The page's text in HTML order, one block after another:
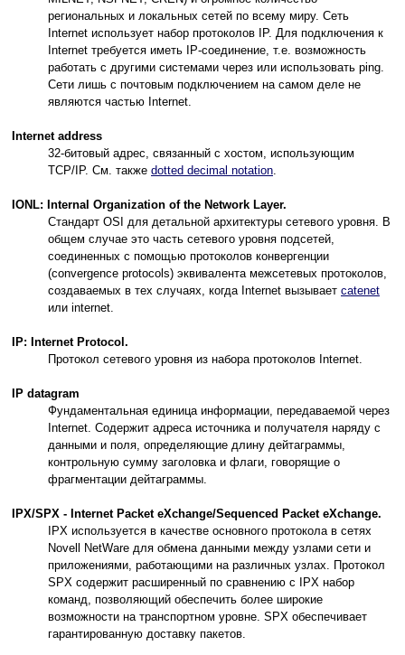
региональных и локальных сетей по всему миру. Сеть
Internet использует набор протоколов IP. Для подключения к
Internet требуется иметь IP-соединение, т.е. возможность
работать с другими системами через или использовать ping.
Сети лишь с почтовым подключением на самом деле не
являются частью Internet.
Internet address
32-битовый адрес, связанный с хостом, использующим
TCP/IP. См. также dotted decimal notation.
IONL: Internal Organization of the Network Layer.
Стандарт OSI для детальной архитектуры сетевого уровня. В
общем случае это часть сетевого уровня подсетей,
соединенных с помощью протоколов конвергенции
(convergence protocols) эквивалента межсетевых протоколов,
создаваемых в тех случаях, когда Internet вызывает catenet
или internet.
IP: Internet Protocol.
Протокол сетевого уровня из набора протоколов Internet.
IP datagram
Фундаментальная единица информации, передаваемой через
Internet. Содержит адреса источника и получателя наряду с
данными и поля, определяющие длину дейтаграммы,
контрольную сумму заголовка и флаги, говорящие о
фрагментации дейтаграммы.
IPX/SPX - Internet Packet eXchange/Sequenced Packet eXchange.
IPX используется в качестве основного протокола в сетях
Novell NetWare для обмена данными между узлами сети и
приложениями, работающими на различных узлах. Протокол
SPX содержит расширенный по сравнению с IPX набор
команд, позволяющий обеспечить более широкие
возможности на транспортном уровне. SPX обеспечивает
гарантированную доставку пакетов.